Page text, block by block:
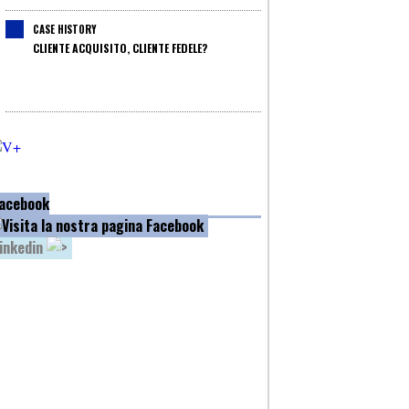
CASE HISTORY
CLIENTE ACQUISITO, CLIENTE FEDELE?